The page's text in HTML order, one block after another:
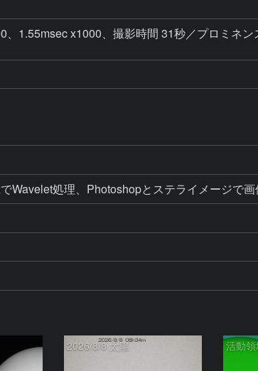
1.55msec x1000、撮影時間 31秒／プロミネン
Wavelet処理、Photoshopとステライメージで
2026/8/8 太陽